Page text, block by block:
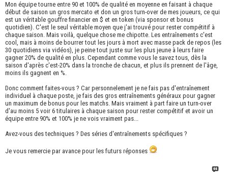
Mon équipe tourne entre 90 et 100% de qualité en moyenne en faisant à chaque
début de saison un gros mercato et don un gros turn-over de mes joueurs, ce qui
est un véritable gouffre financier en $ et en token (via sponsor et bonus
quotidien). C'est le seul véritable moyen que j'ai trouvé pour rester compétitif à
chaque saison. Mais voilà, quelque chose me chipotte. Les entraînements c'est
cool, mais à moins de bourrer tout les jours à mort avec masse pack de repos (les
30 quotidiens via vidéos), je peine tout juste sur les plus jeune à leurs faire
gagner 20% de qualité en plus. Cependant comme vous le savez tous, dès la
saison d'après c'est-20% dans la tronche de chacun, et plus ils prennent de l'âge,
moins ils gagnent en %.
Donc comment faites-vous ? Car personnelement je ne fais pas d'entraînement
individuel à chaque poste, je fais des gros entraînements généraux pour gagner
un maximum de bonus pour les matchs. Mais vraiment à part faire un turn-over
d'au moins 5 voir 6 titulaires à chaque saison pour rester compétitif et avoir un
équipe entre 90% et 100% je ne vois vraiment pas...
Avez-vous des techniques ? Des séries d'entraînements spécifiques ?
Je vous remercie par avance pour les futurs réponses